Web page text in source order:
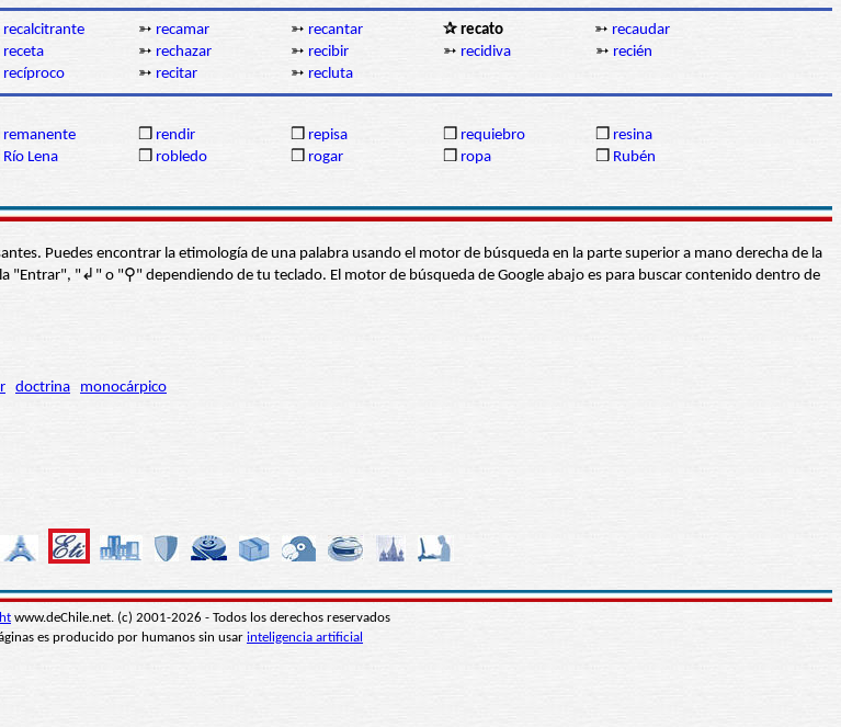
recalcitrante ➳ recamar ➳ recantar ✰ recato ➳ recaudar
receta ➳ rechazar ➳ recibir ➳ recidiva ➳ recién
recíproco ➳ recitar ➳ recluta
remanente ❒ rendir ❒ repisa ❒ requiebro ❒ resina
Río Lena ❒ robledo ❒ rogar ❒ ropa ❒ Rubén
Puedes encontrar la etimología de una palabra usando el motor de búsqueda en la parte superior a mano derecha de la
"Entrar", "↲" o "⚲" dependiendo de tu teclado. El motor de búsqueda de Google abajo es para buscar contenido dentro de
doctrina monocárpico
www.deChile.net. (c) 2001-2026 - Todos los derechos reservados
es producido por humanos sin usar inteligencia artificial